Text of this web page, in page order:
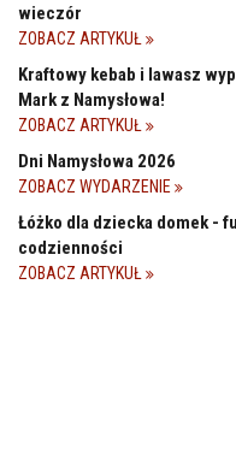
wieczór
ZOBACZ ARTYKUŁ
Kraftowy kebab i lawasz
Mark z Namysłowa!
ZOBACZ ARTYKUŁ
Dni Namysłowa 2026
ZOBACZ WYDARZENIE
Łóżko dla dziecka domek -
codzienności
ZOBACZ ARTYKUŁ